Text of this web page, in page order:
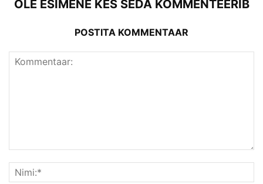
OLE ESIMENE KES SEDA KOMMENTEERIB
POSTITA KOMMENTAAR